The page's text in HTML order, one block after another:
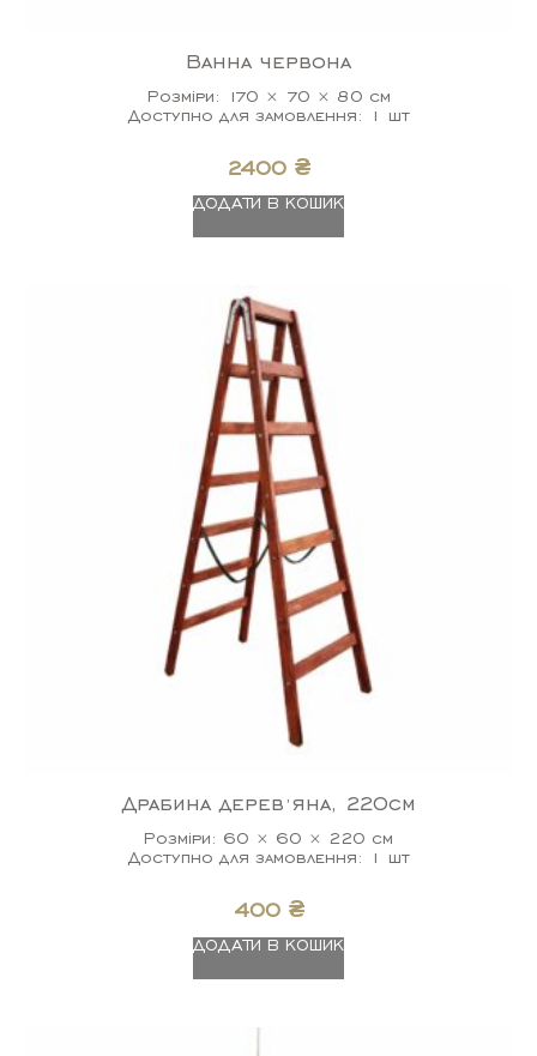
Ванна червона
Розміри: 170 × 70 × 80 см
Доступно для замовлення: 1 шт
2400 ₴
ДОДАТИ В КОШИК
Драбина деревʼяна, 220см
Розміри: 60 × 60 × 220 см
Доступно для замовлення: 1 шт
400 ₴
ДОДАТИ В КОШИК